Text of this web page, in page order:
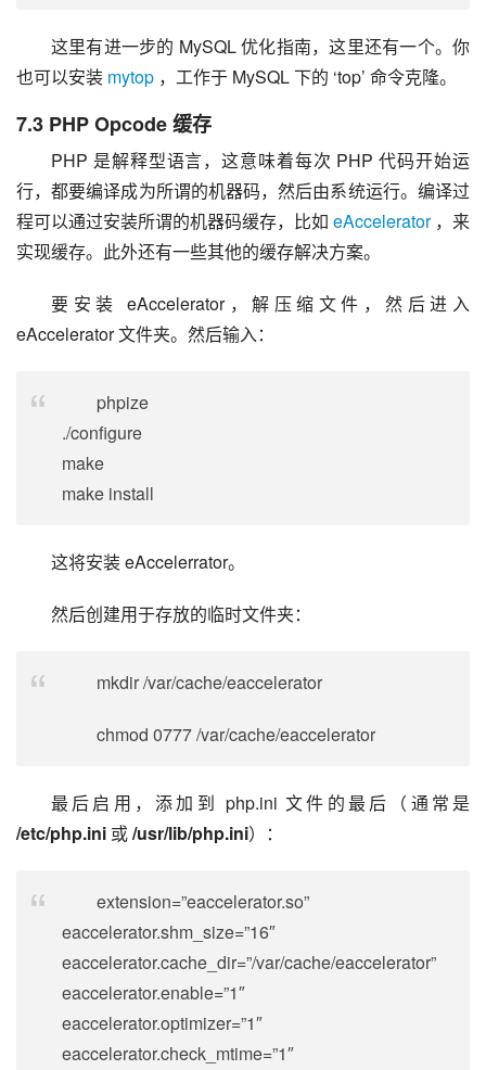
这里有进一步的 MySQL 优化指南，这里还有一个。你
也可以安装 mytop ，工作于 MySQL 下的 ‘top’ 命令克隆。
7.3 PHP Opcode 缓存
PHP 是解释型语言，这意味着每次 PHP 代码开始运
行，都要编译成为所谓的机器码，然后由系统运行。编译过
程可以通过安装所谓的机器码缓存，比如 eAccelerator ，来
实现缓存。此外还有一些其他的缓存解决方案。
要安装 eAccelerator，解压缩文件，然后进入
eAccelerator 文件夹。然后输入：
phpize
./configure
make
make install
这将安装 eAccelerrator。
然后创建用于存放的临时文件夹：
mkdir /var/cache/eaccelerator
chmod 0777 /var/cache/eaccelerator
/etc/php.ini 或 /usr/lib/php.ini）：
extension=”eaccelerator.so”
eaccelerator.shm_size=”16″
eaccelerator.cache_dir=”/var/cache/eaccelerator”
eaccelerator.enable=”1″
eaccelerator.optimizer=”1″
eaccelerator.check_mtime=”1″